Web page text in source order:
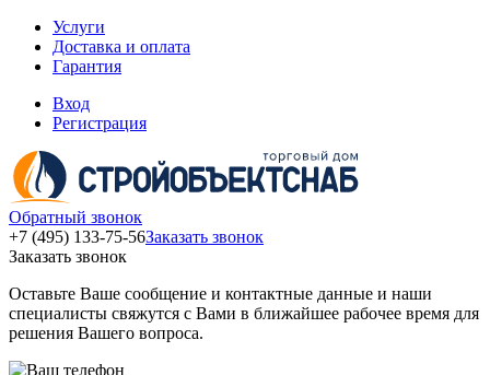
Услуги
Доставка и оплата
Гарантия
Вход
Регистрация
Обратный звонок
+7 (495) 133-75-56Заказать звонок
Заказать звонок
Оставьте Ваше сообщение и контактные данные и наши
специалисты свяжутся с Вами в ближайшее рабочее время для
решения Вашего вопроса.